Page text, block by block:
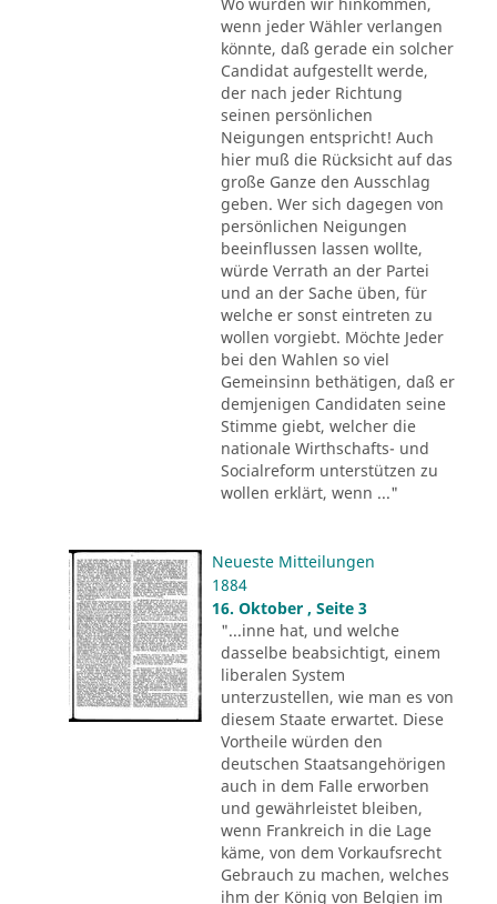
wenn jeder Wähler verlangen
könnte, daß gerade ein solcher
Candidat aufgestellt werde,
der nach jeder Richtung
seinen persönlichen
Neigungen entspricht! Auch
hier muß die Rücksicht auf das
große Ganze den Ausschlag
geben. Wer sich dagegen von
persönlichen Neigungen
beeinflussen lassen wollte,
würde Verrath an der Partei
und an der Sache üben, für
welche er sonst eintreten zu
wollen vorgiebt. Möchte Jeder
bei den Wahlen so viel
Gemeinsinn bethätigen, daß er
demjenigen Candidaten seine
Stimme giebt, welcher die
nationale Wirthschafts- und
Socialreform unterstützen zu
wollen erklärt, wenn ..."
Neueste Mitteilungen
1884
16. Oktober , Seite 3
"...inne hat, und welche
dasselbe beabsichtigt, einem
liberalen System
unterzustellen, wie man es von
diesem Staate erwartet. Diese
Vortheile würden den
deutschen Staatsangehörigen
auch in dem Falle erworben
und gewährleistet bleiben,
wenn Frankreich in die Lage
käme, von dem Vorkaufsrecht
Gebrauch zu machen, welches
ihm der König von Belgien im